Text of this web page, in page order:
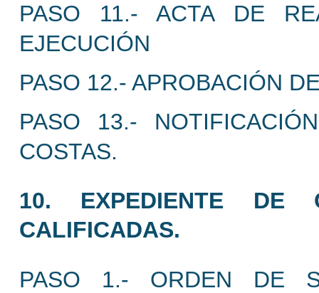
PASO 11.- ACTA DE
EJECUCIÓN
PASO 12.- APROBACIÓN
PASO 13.-
COSTAS.
10. EXPEDIENTE DE
CALIFICADAS.
PASO 1.- ORDEN DE